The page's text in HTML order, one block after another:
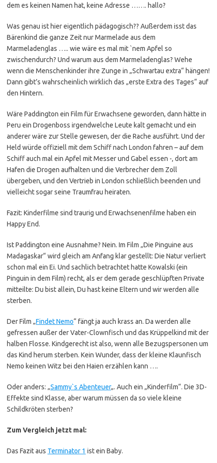
dem es keinen Namen hat, keine Adresse ……. hallo?
Was genau ist hier eigentlich pädagogisch?? Außerdem isst das
Bärenkind die ganze Zeit nur Marmelade aus dem
Marmeladenglas ….. wie wäre es mal mit `nem Apfel so
zwischendurch? Und warum aus dem Marmeladenglas? Wehe
wenn die Menschenkinder ihre Zunge in „Schwartau extra“ hängen!
Dann gibt’s wahrscheinlich wirklich das „erste Extra des Tages“ auf
den Hintern.
Wäre Paddington ein Film für Erwachsene geworden, dann hätte in
Peru ein Drogenboss irgendwelche Leute kalt gemacht und ein
anderer wäre zur Stelle gewesen, der die Rache ausführt. Und der
Held würde offiziell mit dem Schiff nach London fahren – auf dem
Schiff auch mal ein Apfel mit Messer und Gabel essen -, dort am
Hafen die Drogen aufhalten und die Verbrecher dem Zoll
übergeben, und den Vertrieb in London schließlich beenden und
vielleicht sogar seine Traumfrau heiraten.
Fazit: Kinderfilme sind traurig und Erwachsenenfilme haben ein
Happy End.
Ist Paddington eine Ausnahme? Nein. Im Film „Die Pinguine aus
Madagaskar“ wird gleich am Anfang klar gestellt: Die Natur verliert
schon mal ein Ei. Und sachlich betrachtet hatte Kowalski (ein
Pinguin in dem Film) recht, als er dem gerade geschlüpften Private
mitteilte: Du bist allein, Du hast keine Eltern und wir werden alle
sterben.
Der Film „Findet Nemo“ fängt ja auch krass an. Da werden alle
gefressen außer der Vater-Clownfisch und das Krüppelkind mit der
halben Flosse. Kindgerecht ist also, wenn alle Bezugspersonen um
das Kind herum sterben. Kein Wunder, dass der kleine Klaunfisch
Nemo keinen Witz bei den Haien erzählen kann ….
Oder anders: „Sammy`s Abenteuer„. Auch ein „Kinderfilm“. Die 3D-
Effekte sind Klasse, aber warum müssen da so viele kleine
Schildkröten sterben?
Zum Vergleich jetzt mal:
Das Fazit aus Terminator 1 ist ein Baby.